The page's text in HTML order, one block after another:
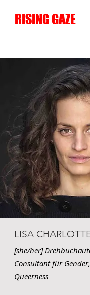
RISING GAZE
LISA
[she/her]
Consultantfür
Queerness